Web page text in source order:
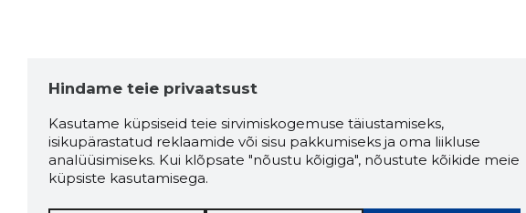
Hindame teie privaatsust
Kasutame küpsiseid teie sirvimiskogemuse täiustamiseks,
isikupärastatud reklaamide või sisu pakkumiseks ja oma liikluse
analüüsimiseks. Kui klõpsate "nõustu kõigiga", nõustute kõikide meie
küpsiste kasutamisega.